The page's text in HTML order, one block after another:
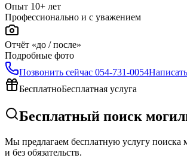
Опыт 10+ лет
Профессионально и с уважением
Отчёт «до / после»
Подробные фото
Позвонить сейчас 054-731-0054
БесплатноБесплатная услуга
Бесплатный поиск
Мы предлагаем бесплатную услугу поиска
и без обязательств.